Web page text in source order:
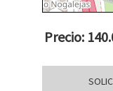
Precio: